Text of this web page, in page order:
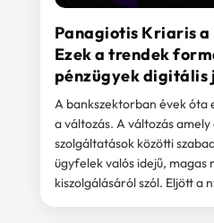
Panagiotis Kriaris a
Ezek a trendek
pénzügyek digitális
A bankszektorban évek óta
a változás. A változás
szolgáltatások közötti
ügyfelek valós idejű, magas
kiszolgálásáról szól. Eljött a